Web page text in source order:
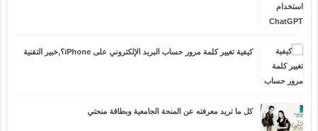
كيفية تغيير كلمة مرور حساب البريد الإلكتروني على iPhone؟,خبير التقنية
كل ما تريد معرفته عن المنحة الجامعية وبطاقة منحتي